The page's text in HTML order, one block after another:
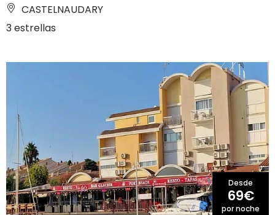
CASTELNAUDARY
3 estrellas
Desde
69€
por noche